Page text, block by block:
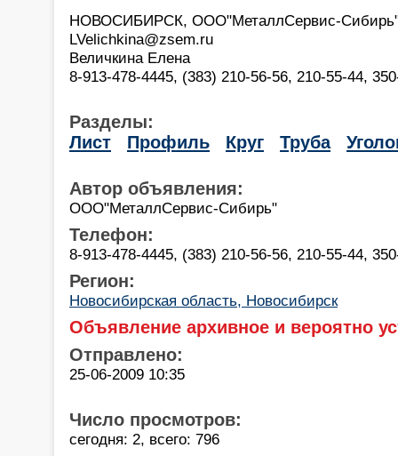
НОВОСИБИРСК, ООО"МеталлСервис-
LVelichkina@zsem.ru
Величкина Елена
8-913-478-4445, (383) 210-56-56, 210-55-44,
Разделы:
Лист
Профиль Круг Труба
Автор объявления:
ООО"МеталлСервис-Сибирь"
Телефон:
8-913-478-4445, (383) 210-56-56, 210-55-44,
Регион:
Новосибирская область, Новосибирск
Объявление архивное и вероятно
Отправлено:
25-06-2009 10:35
Число просмотров:
сегодня: 2, всего: 796